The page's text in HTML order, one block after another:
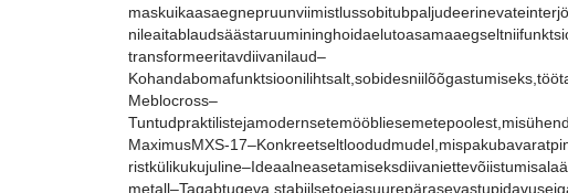
transformeeritavdiivanilaud–
Meblocross–
MaximusMXS-